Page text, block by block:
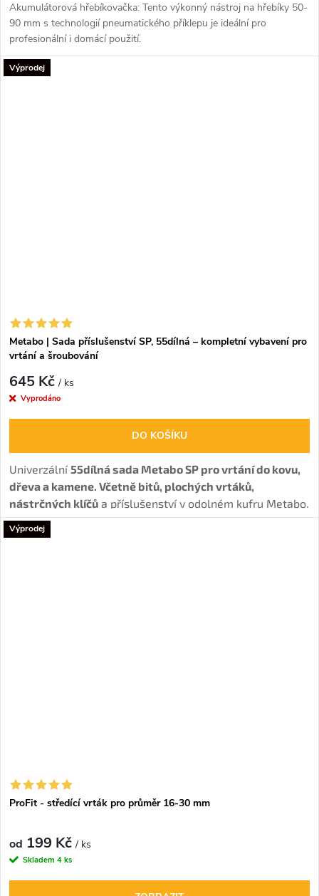
Akumulátorová hřebíkovačka: Tento výkonný nástroj na hřebíky 50-
90 mm s technologií pneumatického příklepu je ideální pro
profesionální i domácí použití.
Výprodej
Metabo | Sada příslušenství SP, 55dílná – kompletní vybavení pro
vrtání a šroubování
645 Kč/ ks
Vyprodáno
DO KOŠÍKU
Univerzální 55dílná sada Metabo SP pro vrtání do kovu,
dřeva a kamene. Včetně bitů, plochých vrtáků,
nástrčných klíčů a příslušenství v odolném kufru Metabo.
Výprodej
ProFit - středící vrták pro průměr 16-30 mm
od 199 Kč/ ks
Skladem 4 ks